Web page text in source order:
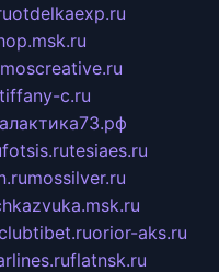
otdelkaexp.ru
tiffany-c.ru
fotsis.rutesiaes.ru
mossilver.ru
orior-aks.ru
flatnsk.ru